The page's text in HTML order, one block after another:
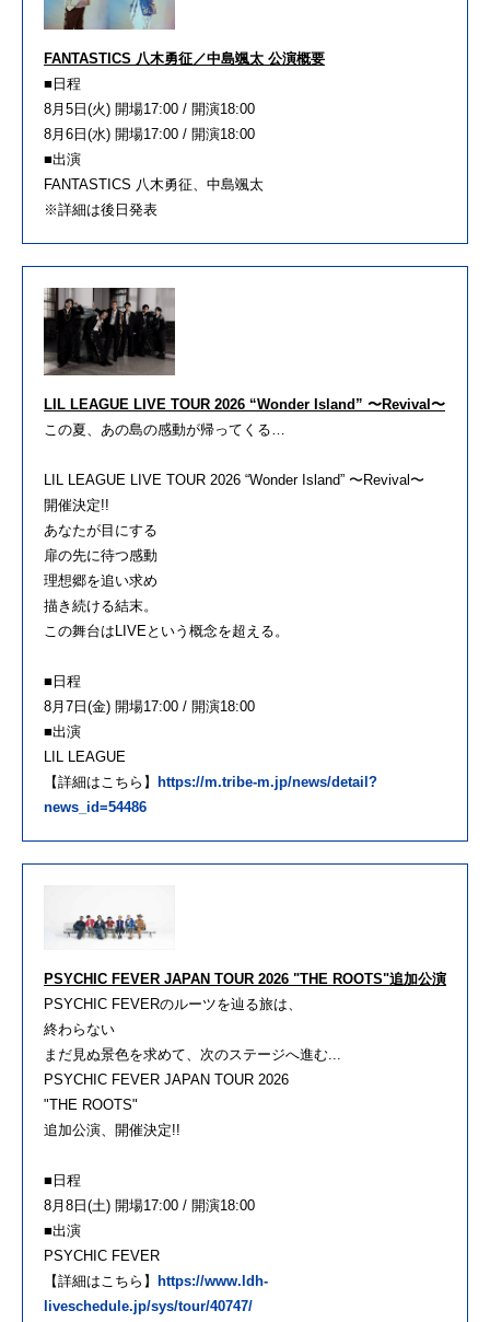
FANTASTICS 八木勇征／中島颯太 公演概要
■日程
8月5日(火) 開場17:00 / 開演18:00
8月6日(水) 開場17:00 / 開演18:00
■出演
FANTASTICS 八木勇征、中島颯太
※詳細は後日発表
LIL LEAGUE LIVE TOUR 2026 “Wonder Island” 〜Revival〜
この夏、あの島の感動が帰ってくる…
LIL LEAGUE LIVE TOUR 2026 “Wonder Island” 〜Revival〜
開催決定!!
あなたが目にする
扉の先に待つ感動
理想郷を追い求め
描き続ける結末。
この舞台はLIVEという概念を超える。
■日程
8月7日(金) 開場17:00 / 開演18:00
■出演
LIL LEAGUE
【詳細はこちら】
https://m.tribe-m.jp/news/detail?
news_id=54486
PSYCHIC FEVER JAPAN TOUR 2026 "THE ROOTS"追加公演
PSYCHIC FEVERのルーツを辿る旅は、
終わらない
まだ見ぬ景色を求めて、次のステージへ進む...
PSYCHIC FEVER JAPAN TOUR 2026
"THE ROOTS"
追加公演、開催決定!!
■日程
8月8日(土) 開場17:00 / 開演18:00
■出演
PSYCHIC FEVER
【詳細はこちら】
https://www.ldh-
liveschedule.jp/sys/tour/40747/